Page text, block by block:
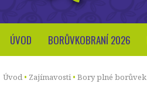
ÚVOD BORŮVKOBRANÍ 2026
Úvod Zajímavosti Bory plné borůvek